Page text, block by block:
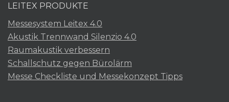
LEITEX PRODUKTE
Messesystem Leitex 4.0
Akustik Trennwand Silenzio 4.0
Raumakustik verbessern
Schallschutz gegen Bürolärm
Messe Checkliste und Messekonzept Tipps